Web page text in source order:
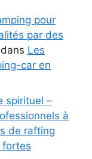
pour
par des
dans Les
car en
spirituel –
à
de rafting
fortes